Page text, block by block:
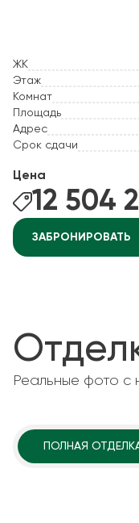
ЖК
Этаж
Комнат
Площадь
Адрес
Срок сдачи
Цена
12 504
ЗАБРОНИРОВАТЬ
Реальные фото с
ПОЛНАЯ